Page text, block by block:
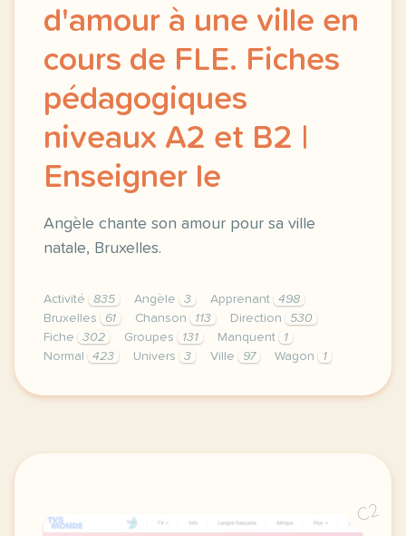
d'amour à une ville en
cours de FLE. Fiches
pédagogiques
niveaux A2 et B2 |
Enseigner le
Angèle chante son amour pour sa ville
natale, Bruxelles.
Activité 835 Angèle 3 Apprenant
498
Bruxelles
61 Chanson 113 Direction
530
Fiche
302 Groupes 131 Manquent
1
Normal
423 Univers 3 Ville 97 Wagon 1
didomi host didomi components button cursor
C2